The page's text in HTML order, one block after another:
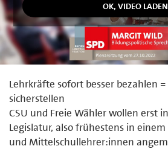
Lehrkräfte sofort besser bezahlen
sicherstellen
CSU und Freie Wähler wollen erst
Legislatur, also frühestens in
und Mittelschullehrer:innen